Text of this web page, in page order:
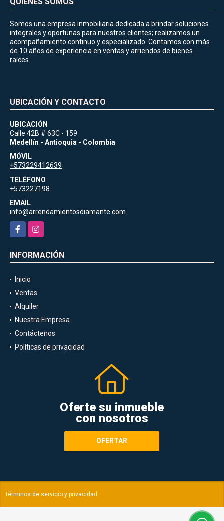
Somos una empresa inmobiliaria dedicada a brindar soluciones
integrales y oportunas para nuestros clientes; realizamos un
acompañamiento continuo y especializado. Contamos con más
de 10 años de experiencia en ventas y arriendos de bienes
raíces.
UBICACIÓN Y CONTACTO
UBICACIÓN
Calle 42B # 63C - 159
Medellín - Antioquia - Colombia
MÓVIL
+573229412639
TELÉFONO
+573227198
EMAIL
info@arrendamientosdiamante.com
FacebookInstagram
INFORMACIÓN
Inicio
Ventas
Alquiler
Nuestra Empresa
Contáctenos
Políticas de privacidad
Oferte su inmueble
con nosotros
OFERTAR
Términos de servicio y privacidad